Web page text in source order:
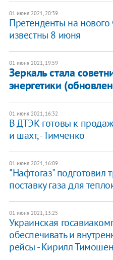
01 июня 2021, 20:39
Претенденты на
известны 8 июня
01 июня 2021, 19:59
Зеркаль стала
энергетики
01 июня 2021, 16:32
В ДТЭК готовы к
и шахт, - Тимченко
01 июня 2021, 16:09
"Нафтогаз" подготовил
поставку газа для
01 июня 2021, 13:25
Украинская
обеспечивать и
рейсы - Кирилл